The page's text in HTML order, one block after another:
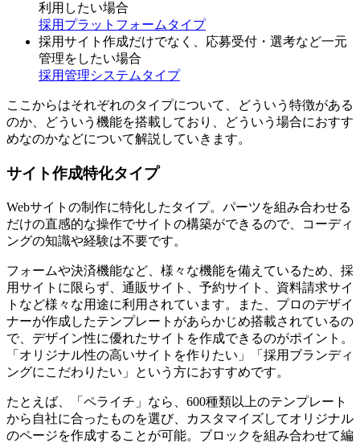
利用したい場合
採用プラットフォームタイプ
採用サイト作成だけでなく、応募受付・選考など一元
管理をしたい場合
採用管理システムタイプ
ここからはそれぞれのタイプについて、どういう特徴がある
のか、どういう機能を搭載しており、どういう場合におすす
めなのかなどについて解説していきます。
サイト作成特化タイプ
Webサイトの制作に特化したタイプ。パーツを組み合わせる
だけの直感的な操作でサイトの構築ができるので、コーディ
ングの知識や経験は不要です。
フォームや決済機能など、様々な機能を備えているため、採
用サイトに限らず、通販サイト、予約サイト、資料請求サイ
トなど様々な用途に利用されています。また、プロのデザイ
ナーが作成したテンプレートがあらかじめ搭載されているの
で、デザイン性に優れたサイトを作成できるのがポイント。
「オリジナル性の高いサイトを作りたい」「採用ブランディ
ングにこだわりたい」という方におすすめです。
たとえば、「ペライチ」なら、600種類以上のテンプレート
から自社に合ったものを選び、カスタマイズしてオリジナル
のページを作成することが可能。ブロックを組み合わせて編